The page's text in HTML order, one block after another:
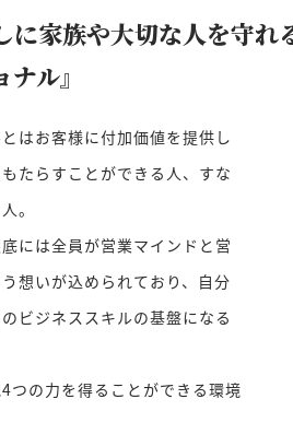
に家族や大切な人を守れ
ル』
はお客様に付加価値を提供し
たらすことができる人、すな
。
には全員が営業マインドと営
想いが込められており、自分
ビジネススキルの基盤になる
つの力を得ることができる環境